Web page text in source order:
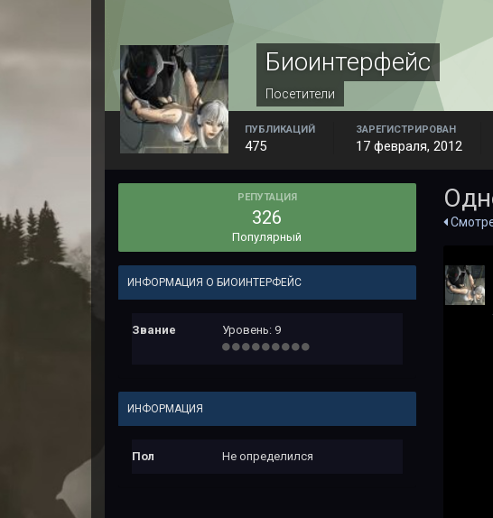
Биоинтерфейс
Посетители
ПУБЛИКАЦИЙ
475
ЗАРЕГИСТРИРОВАН
17 февраля, 2012
РЕПУТАЦИЯ
326
Популярный
ИНФОРМАЦИЯ О БИОИНТЕРФЕЙС
Звание Уровень: 9
ИНФОРМАЦИЯ
Пол Не определился